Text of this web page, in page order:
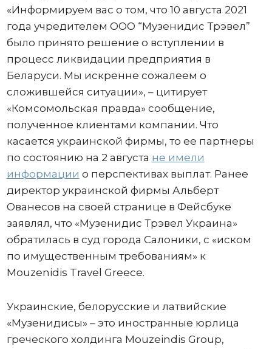
«Информируем вас о том, что 10 августа 2021
года учредителем ООО “Музенидис Трэвел”
было принято решение о вступлении в
процесс ликвидации предприятия в
Беларуси. Мы искренне сожалеем о
сложившейся ситуации», – цитирует
«Комсомольская правда» сообщение,
полученное клиентами компании. Что
касается украинской фирмы, то ее партнеры
по состоянию на 2 августа не имели
информации о перспективах выплат. Ранее
директор украинской фирмы Альберт
Ованесов на своей странице в Фейсбуке
заявлял, что «Музенидис Трэвел Украина»
обратилась в суд города Салоники, с «иском
по имущественным требованиям» к
Mouzenidis Travel Greece.
Украинские, белорусские и латвийские
«Музенидисы» – это иностранные юрлица
греческого холдинга Mouzeindis Group,